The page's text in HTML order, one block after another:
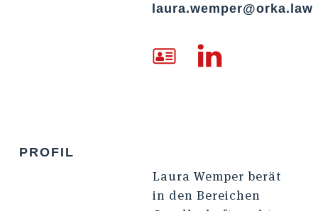
laura.wemper@orka.law
PROFIL
Laura Wemper berät
in den Bereichen